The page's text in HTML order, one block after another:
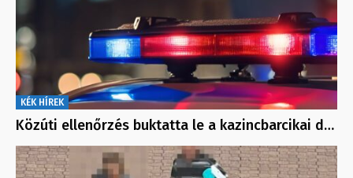
KÉK HÍREK
Közúti ellenőrzés buktatta le a kazincbarcikai d…